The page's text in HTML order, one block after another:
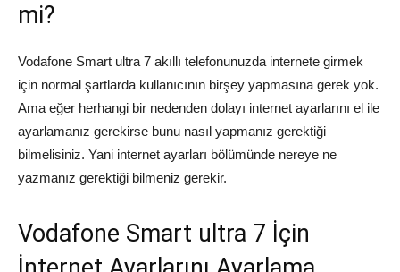
mi?
Vodafone Smart ultra 7 akıllı telefonunuzda internete girmek
için normal şartlarda kullanıcının birşey yapmasına gerek yok.
Ama eğer herhangi bir nedenden dolayı internet ayarlarını el ile
ayarlamanız gerekirse bunu nasıl yapmanız gerektiği
bilmelisiniz. Yani internet ayarları bölümünde nereye ne
yazmanız gerektiği bilmeniz gerekir.
Vodafone Smart ultra 7 İçin